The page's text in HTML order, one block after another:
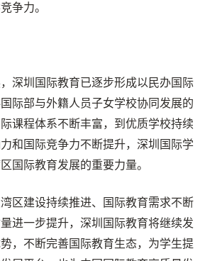
争力。
深圳国际教育已逐步形成以民办国际
际部与外籍人员子女学校协同发展的
课程体系不断丰富，到优质学校持续
和国际竞争力不断提升，深圳国际学
国际教育发展的重要力量。
区建设持续推进、国际教育需求不断
进一步提升，深圳国际教育将继续发
，不断完善国际教育生态，为学生提